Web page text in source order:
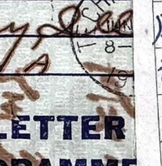
拉斯製水壺杯 英文名稱：U.S. Army M1910-
System Stainless-Steel Canteen Set, 1944, with a
1951 Collette Canteen Cover and a 1956
Canteen Cup 製造年份：水壺民國33年
(1944)；水壺套民國40